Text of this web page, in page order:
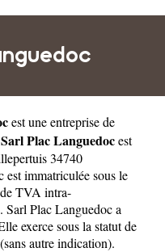
est uneentreprise de
Sarl Plac Languedocest
34740
est immatriculée sous le
TVA intra-
Plac Languedoc a
exerce sous la statut de
autre indication).